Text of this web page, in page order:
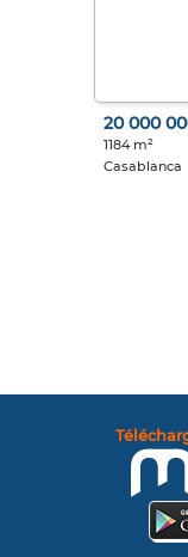
20 000
1184 m²
Casablanca